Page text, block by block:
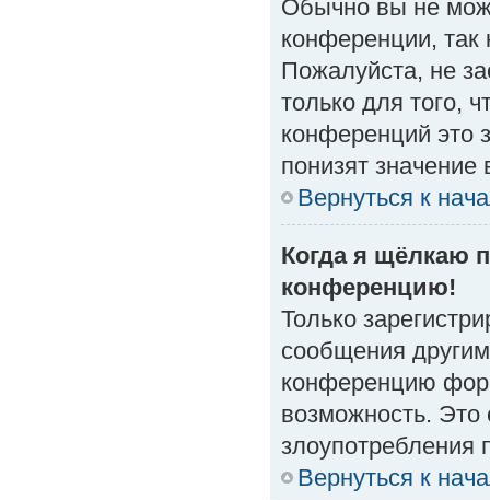
Обычно вы не
конференции, так
Пожалуйста, не
только для того,
конференций это
понизят
Вернуться к
Когда я щёлкаю
конференцию!
Только
сообщения
конференцию
возможность. Это
злоупотребления
Вернуться к